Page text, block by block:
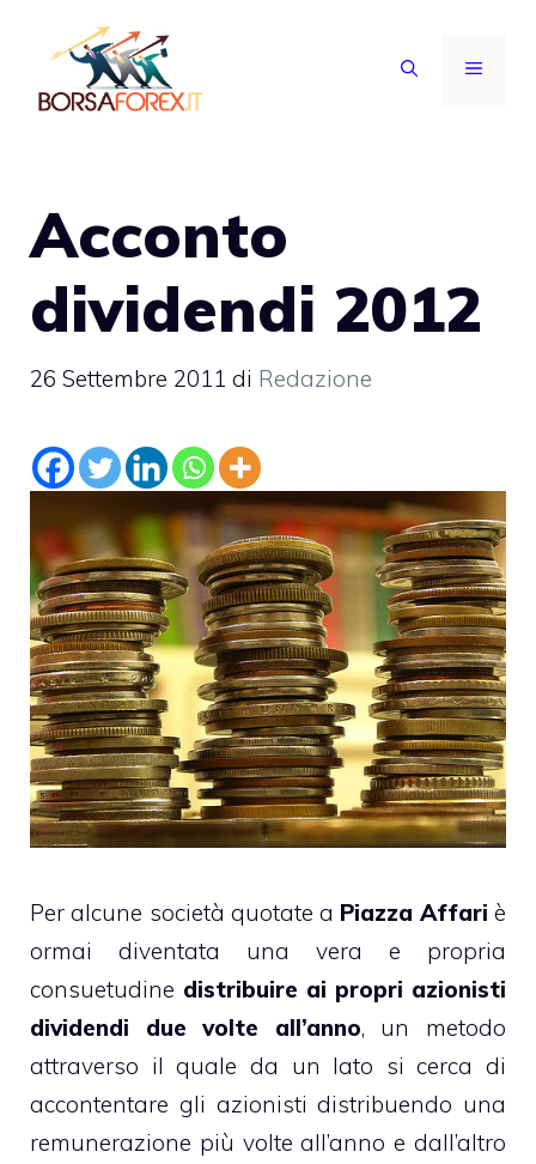
contenuto
MENU
Acconto
dividendi 2012
26 Settembre 2011 di Redazione
Per alcune società quotate a Piazza Affari è
ormai diventata una vera e propria
consuetudine distribuire ai propri azionisti
dividendi
due volte all’anno, un metodo
attraverso il quale da un lato si cerca di
accontentare gli azionisti distribuendo una
remunerazione più volte all’anno e dall’altro